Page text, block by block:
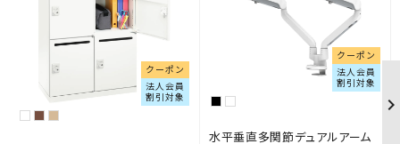
クーポン
法人会員
割引対象
クーポン
法人会員
割引対象
水平垂直多関節デュアルアーム